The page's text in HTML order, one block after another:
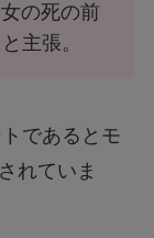
の死の前
主張。
であるとモ
れていま